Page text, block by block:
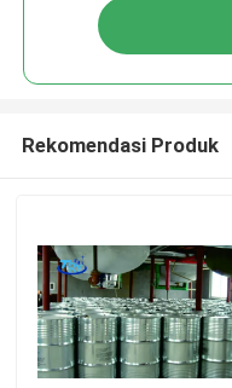
Rekomendasi Produk